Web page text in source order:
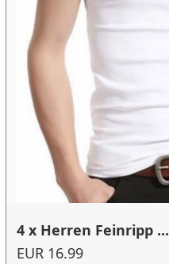
4 x Herren Feinripp ...
EUR 16.99